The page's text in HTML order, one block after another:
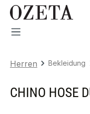
Zum Hauptinhalt
Herren Bekleidung
CHINO HOSE